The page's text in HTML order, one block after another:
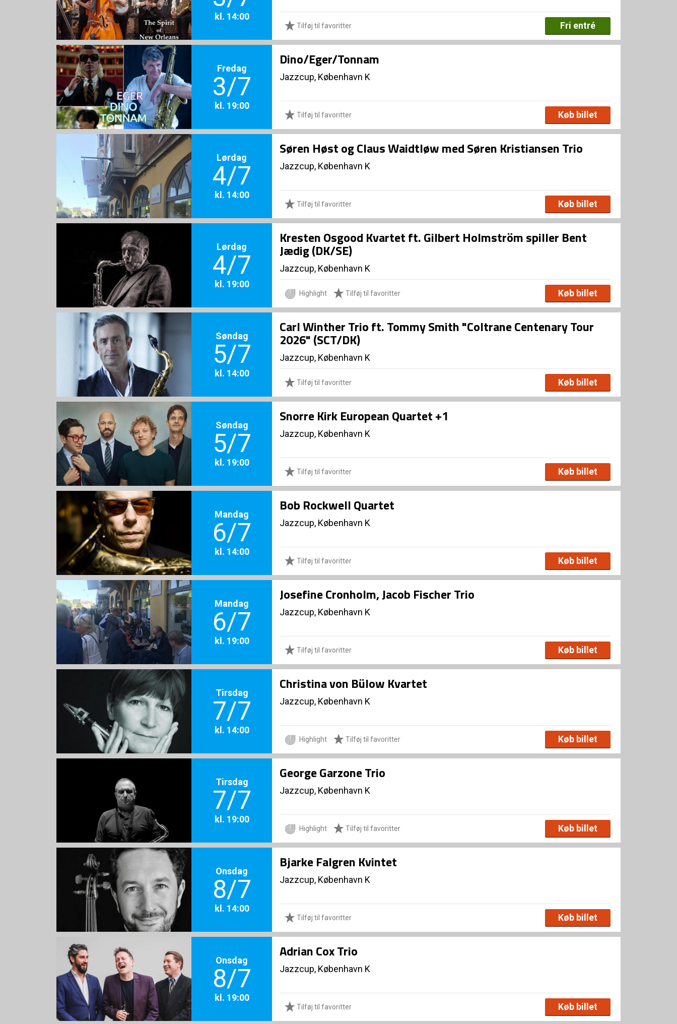
kl. 14:00
Tilføj til favoritter Fri entré
Fredag
3/7
kl. 19:00
Dino/Eger/Tonnam
Jazzcup, København K
Tilføj til favoritter Køb billet
Lørdag
4/7
kl. 14:00
Søren Høst og Claus Waidtløw med Søren Kristiansen Trio
Jazzcup, København K
Tilføj til favoritter Køb billet
Lørdag
4/7
kl. 19:00
Kresten Osgood Kvartet ft. Gilbert Holmström spiller Bent
Jædig (DK/SE)
Jazzcup, København K
Highlight Tilføj til favoritter Køb billet
Søndag
5/7
kl. 14:00
Carl Winther Trio ft. Tommy Smith "Coltrane Centenary Tour
2026" (SCT/DK)
Jazzcup, København K
Tilføj til favoritter Køb billet
Søndag
5/7
kl. 19:00
Snorre Kirk European Quartet +1
Jazzcup, København K
Tilføj til favoritter Køb billet
Mandag
6/7
kl. 14:00
Bob Rockwell Quartet
Jazzcup, København K
Tilføj til favoritter Køb billet
Mandag
6/7
kl. 19:00
Josefine Cronholm, Jacob Fischer Trio
Jazzcup, København K
Tilføj til favoritter Køb billet
Tirsdag
7/7
kl. 14:00
Christina von Bülow Kvartet
Jazzcup, København K
Highlight Tilføj til favoritter Køb billet
Tirsdag
7/7
kl. 19:00
George Garzone Trio
Jazzcup, København K
Highlight Tilføj til favoritter Køb billet
Onsdag
8/7
kl. 14:00
Bjarke Falgren Kvintet
Jazzcup, København K
Tilføj til favoritter Køb billet
Onsdag
8/7
kl. 19:00
Adrian Cox Trio
Jazzcup, København K
Tilføj til favoritter Køb billet